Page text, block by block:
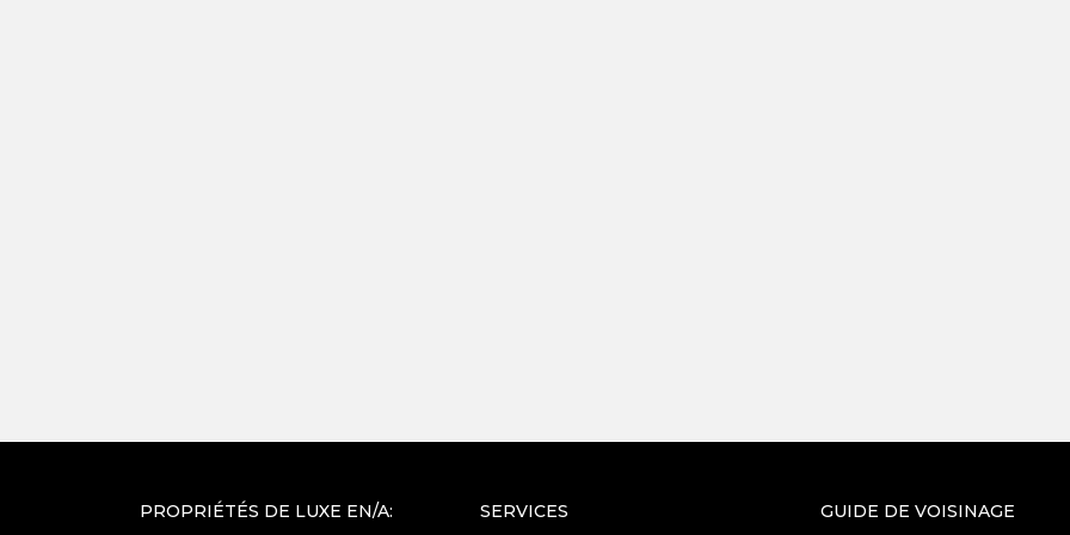
PROPRIÉTÉS DE LUXE EN/A: SERVICES GUIDE DE VOISINAGE